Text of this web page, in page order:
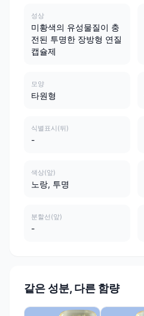
성상
미황색의 유성물질이 충
전된 투명한 장방형 연질
캡슐제
모양
타원형
식별표시(뒤)
-
색상(앞)
노랑, 투명
분할선(앞)
-
같은 성분, 다른 함량